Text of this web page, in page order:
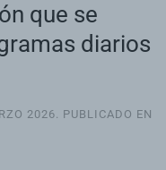
que se
diarios
2026. PUBLICADO EN